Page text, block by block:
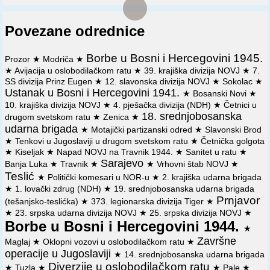
domobranske 6. posadne brigade i jedna artiljerijska baterija
(svega oko 1500 vojnika). Gubici neprijatelja: 24 mrtva, 9
ranjenih i 44 nestala, a gubici jedinica NOVJ 19 mrtvih, 45
ranjenih i 20 nestalih.
⚔️ 2. 7. 1944. Saveznička avijacija bombardovala Derventu.
Poginulo je oko 300 a ranjeno 200 neprijateljskih vojnika.
⚔️ 8. 9. 1944. Osamnaesta srednjobosanska udarna brigada
53. udarne divizije NOVJ zauzela Derventu, gde joj se
predao domobranski 6. pešadijski puk Zaplenjeno: 10
topova raznog kalibra, 15 minobacača, 12 mitraljeza, 100 p.
mitraljeza, 1600 pušaka, 186 automata, 269 pištolja, 600.000
metaka, 1 radio-stanica, 2 telefonske centrale, 33 telefona, 3
vagona cigareta, 2 vagona đuvana u listu, 4000 litara
benzina, 3000 litara nafte, 2000 litara gasa, 1 vagon
sanitetskog materijala i mnogo druge ratne opreme.
⚔️ 12. 9. 1944.
Domobranski školski bataljon iz s. Vinske
zauzeo Derventu, koju su branili delovi 18. srednjobosanske
udarne brigade 53. udarne divzije NOVJ.
⚔️ 25. 9. 1944. Iz Dervente krenula nemačka borbena grupa -
Rudno- da deblokira svoje snage u Banjoj Luci.
Izvještaj zamjenika komandanta i zamjenika političkog
komesara Prve brigade Prve proleterske divizije od 27
januara 1943 god. Štabu brigade o borbama protiv
neprijatelja na sektoru Miškovci - Trstenci i o brojnom stanju
📜 Izvještaj Štaba Prve proleterske divizije od 28 Januara
1943 god. Vrhovnom štabu NOV i PO Jugoslavije o borbama
sa neprijateljskom kolonom kod Dervente i Teslića
📜
Izvod iz dnevnog izvještaja komandanta njemačkih
trupa u Hrvatskoj od 23 avgusta 1943 god. o akcijama
jedinica NOV oko Banja Luke, Tuzle, Travnika i Dervente
📜 Dnevni izvještaj Glavnostožernog ureda oružanih
snaga NDH od 21 novembra 1943 god. o situaciji na
području Prijedora, Travnika, Dervente i Tuzle
📜
Naređenje Štaba Jedanaeste NOU divizije od 27
novembra 1943 god. potčinjenim jedinicama za napad na
komunikacije Derventa - Doboj
📜 Obavještenje Štaba Jedanaeste NOU divizije od 30
novembra 1943 god. Štabu Dvanaeste krajiške brigade o
predviđenim akcijama i o jačini neprijateljskih snaga na
Povezane odrednice
Prozor ★ Modriča ★ Borbe u Bosni i Hercegovini 1945.
★Avijacija u oslobodilačkom ratu ★39. krajiška divizija NOVJ ★7.
SS divizija Prinz Eugen ★ 12. slavonska divizija NOVJ ★Sokolac ★
Ustanak u Bosni i Hercegovini 1941. ★ Bosanski Novi ★
10. krajiška divizija NOVJ ★4. pješačka divizija (NDH) ★Četnici u
drugom svetskom ratu ★Zenica ★ 18. srednjobosanska
udarna brigada ★ Motajički partizanski odred ★Slavonski Brod
★Tenkovi u Jugoslaviji u drugom svetskom ratu ★Četnička golgota
★ Kiseljak ★ Napad NOVJ na Travnik 1944. ★Sanitet u ratu ★
Banja Luka ★Travnik ★ Sarajevo ★Vrhovni štab NOVJ ★
Teslić ★ Politički komesari u NOR-u ★2. krajiška udarna brigada
★ 1. lovački zdrug (NDH) ★ 19. srednjobosanska udarna brigada
(tešanjsko-teslićka) ★373. legionarska divizija Tiger ★ Prnjavor
★23. srpska udarna divizija NOVJ ★25. srpska divizija NOVJ ★
Borbe u Bosni i Hercegovini 1944.
★
Maglaj ★Oklopni vozovi u oslobodilačkom ratu ★Završne
operacije u Jugoslaviji ★ 14. srednjobosanska udarna brigada
★Tuzla ★ Diverzije u oslobodilačkom ratu ★ Pale ★